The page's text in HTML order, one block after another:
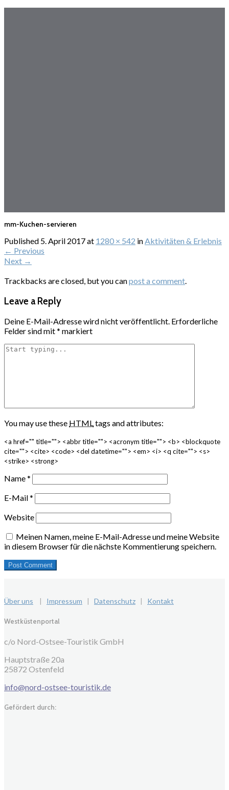
mm-Kuchen-servieren
Published 5. April 2017at 1280 × 542 inAktivitäten & Erlebnis
← Previous
Next →
Trackbacks are closed, but you canpost a comment.
Leave a Reply
Deine E-Mail-Adresse wird nicht veröffentlicht. Erforderliche
Felder sind mit* markiert
You may use these HTMLtags and attributes:
<a href="" title=""> <abbr title=""> <acronym title=""> <b> <blockquote
cite=""> <cite> <code> <del datetime=""> <em> <i> <q cite=""> <s>
<strike> <strong>
Name*
E-Mail*
Website
Meinen Namen, meine E-Mail-Adresse und meine Website
in diesem Browser für die nächste Kommentierung speichern.
Über uns | Impressum | Datenschutz | Kontakt
Westküstenportal
c/o Nord-Ostsee-Touristik GmbH
Hauptstraße 20a
25872 Ostenfeld
info@nord-ostsee-touristik.de
Gefördert durch: